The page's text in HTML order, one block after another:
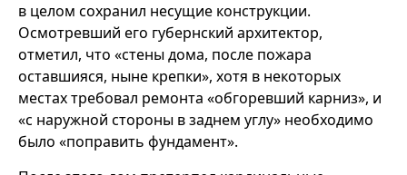
в целом сохранил несущие конструкции.
Осмотревший его губернский архитектор,
отметил, что «стены дома, после пожара
оставшияся, ныне крепки», хотя в некоторых
местах требовал ремонта «обгоревший карниз», и
«с наружной стороны в заднем углу» необходимо
было «поправить фундамент».